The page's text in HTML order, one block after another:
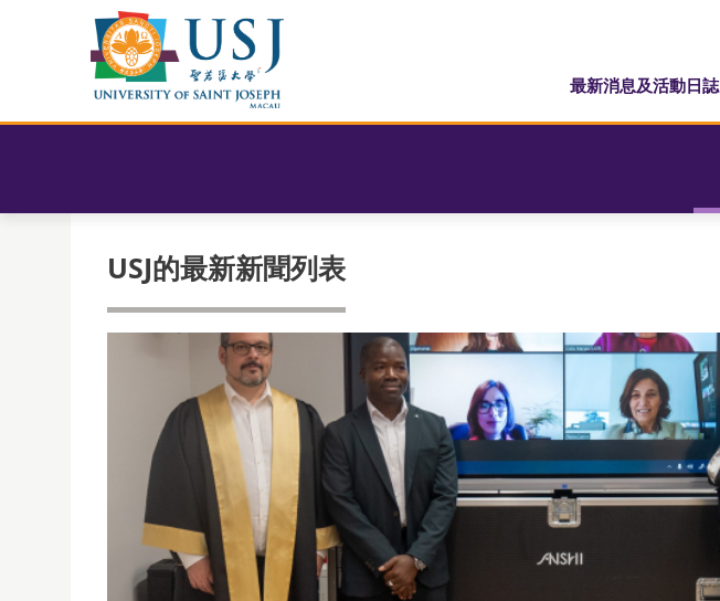
最新消息及活動日誌
USJ的最新新聞列表